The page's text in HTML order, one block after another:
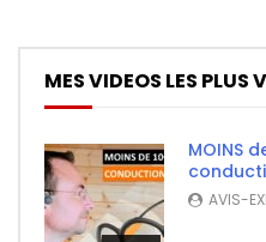
MES VIDEOS LES PLUS
MOINS
AVIS-